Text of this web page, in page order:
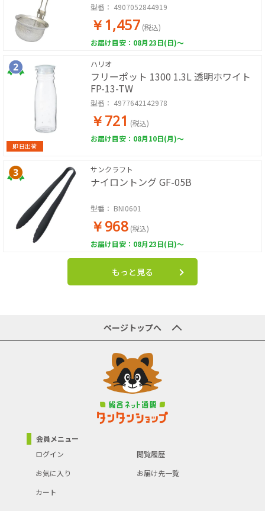
型番： 4907052844919
￥1,457 (税込)
お届け目安：08月23日(日)～
即日出荷
ハリオ
フリーポット 1300 1.3L 透明ホワイト
FP-13-TW
型番： 4977642142978
￥721 (税込)
お届け目安：08月10日(月)～
サンクラフト
ナイロントング GF-05B
型番： BNI0601
￥968 (税込)
お届け目安：08月23日(日)～
もっと見る
ページトップへ
会員メニュー
ログイン
閲覧履歴
お気に入り
お届け先一覧
カート